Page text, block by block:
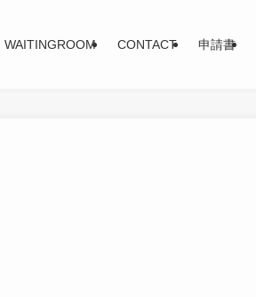
WAITINGROOM CONTACT 申請書